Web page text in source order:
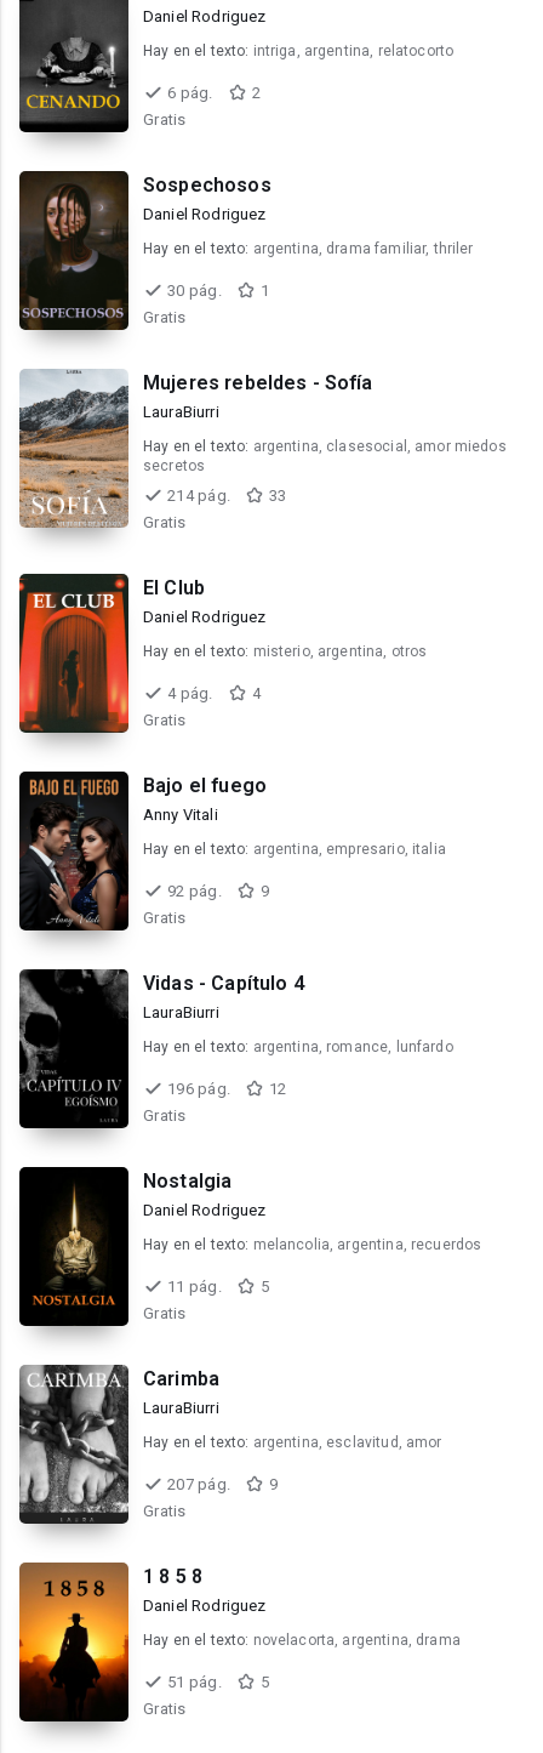
Daniel Rodriguez
Hay en el texto: intriga, argentina, relatocorto
6 pág.
2
Gratis
Sospechosos
Daniel Rodriguez
Hay en el texto: argentina, drama familiar, thriler
30 pág.
1
Gratis
Mujeres rebeldes - Sofía
LauraBiurri
Hay en el texto: argentina, clasesocial, amor miedos
secretos
214 pág.
33
Gratis
El Club
Daniel Rodriguez
Hay en el texto: misterio, argentina, otros
4 pág.
4
Gratis
Bajo el fuego
Anny Vitali
Hay en el texto: argentina, empresario, italia
92 pág.
9
Gratis
Vidas - Capítulo 4
LauraBiurri
Hay en el texto: argentina, romance, lunfardo
196 pág.
12
Gratis
Nostalgia
Daniel Rodriguez
Hay en el texto: melancolia, argentina, recuerdos
11 pág.
5
Gratis
Carimba
LauraBiurri
Hay en el texto: argentina, esclavitud, amor
207 pág.
9
Gratis
1 8 5 8
Daniel Rodriguez
Hay en el texto: novelacorta, argentina, drama
51 pág.
5
Gratis